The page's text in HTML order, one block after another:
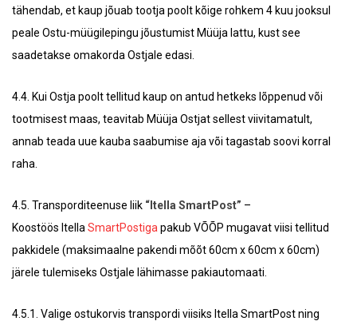
tähendab, et kaup jõuab tootja poolt kõige rohkem 4 kuu jooksul
peale Ostu-müügilepingu jõustumist Müüja lattu, kust see
saadetakse omakorda Ostjale edasi.
4.4. Kui Ostja poolt tellitud kaup on antud hetkeks lõppenud või
tootmisest maas, teavitab Müüja Ostjat sellest viivitamatult,
annab teada uue kauba saabumise aja või tagastab soovi korral
raha.
4.5. Transporditeenuse liik “Itella SmartPost” –
Koostöös Itella SmartPostiga pakub VÕÕP mugavat viisi tellitud
pakkidele (maksimaalne pakendi mõõt 60cm x 60cm x 60cm)
järele tulemiseks Ostjale lähimasse pakiautomaati.
4.5.1. Valige ostukorvis transpordi viisiks Itella SmartPost ning